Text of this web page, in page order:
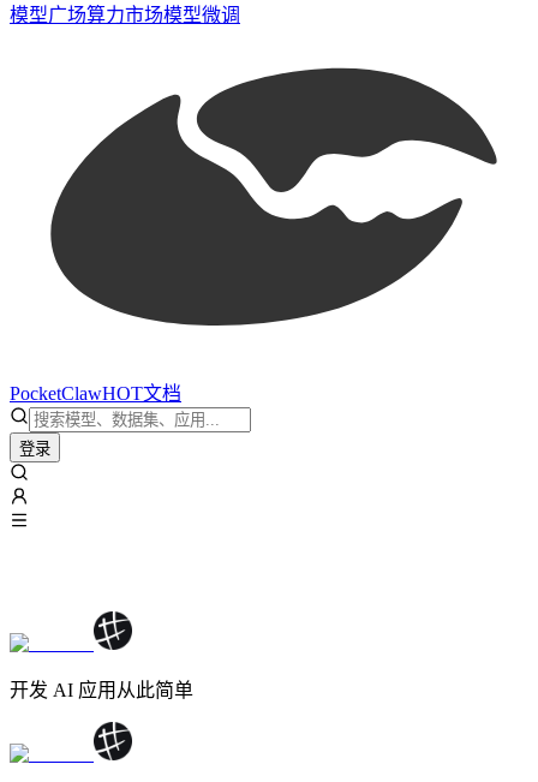
模型广场算力市场模型微调
PocketClawHOT文档
登录
开发 AI 应用从此简单